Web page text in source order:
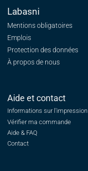
Labasni
Mentions obligatoires
Emplois
Protection des données
À propos de nous
Aide et contact
Informations sur l'impression
Vérifier ma commande
Aide & FAQ
Contact